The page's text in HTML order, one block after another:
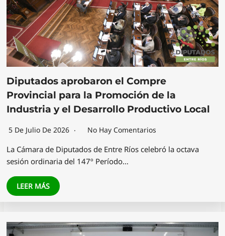
Diputados aprobaron el Compre
Provincial para la Promoción de la
Industria y el Desarrollo Productivo Local
5 De Julio De 2026 No Hay Comentarios
La Cámara de Diputados de Entre Ríos celebró la octava
sesión ordinaria del 147º Período…
LEER MÁS